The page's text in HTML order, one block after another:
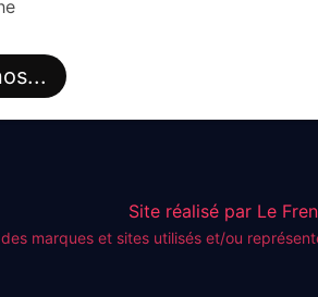
Site réalisé par Le
marques et sites utilisés et/ou